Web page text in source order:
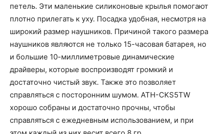
петель. Эти маленькие силиконовые крылья помогают
плотно прилегать к уху. Посадка удобная, несмотря на
широкий размер наушников. Причиной такого размера
наушников являются не только 15-часовая батарея, но
и большие 10-миллиметровые динамические
драйверы, которые воспроизводят громкий и
достаточно чистый звук. Также это позволяет
справляться с посторонним шумом. ATH-CKS5TW
хорошо собраны и достаточно прочны, чтобы
справляться с ежедневным использованием, и при